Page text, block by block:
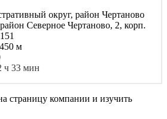
округ, район Чертаново
Северное Чертаново, 2, корп.
450 м
ч 33 мин
страницу компании и изучить